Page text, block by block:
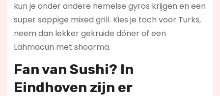
kun je onder andere hemelse gyros krijgen en een
super sappige mixed grill. Kies je toch voor Turks,
neem dan lekker gekruide döner of een
Lahmacun met shoarma.
Fan van Sushi? In
Eindhoven zijn er